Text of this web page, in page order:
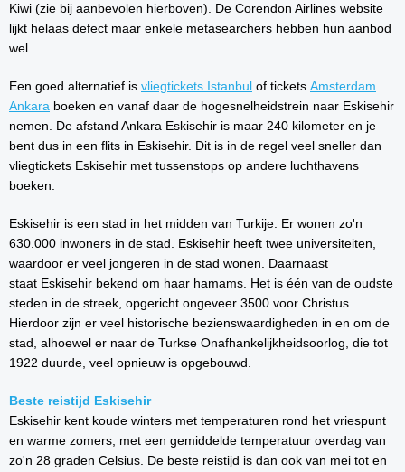
Kiwi (zie bij aanbevolen hierboven). De Corendon Airlines website
lijkt helaas defect maar enkele metasearchers hebben hun aanbod
wel.
Een goed alternatief is vliegtickets Istanbul of tickets Amsterdam
Ankara boeken en vanaf daar de hogesnelheidstrein naar Eskisehir
nemen. De afstand Ankara Eskisehir is maar 240 kilometer en je
bent dus in een flits in Eskisehir. Dit is in de regel veel sneller dan
vliegtickets Eskisehir met tussenstops op andere luchthavens
boeken.
Eskisehir is een stad in het midden van Turkije. Er wonen zo'n
630.000 inwoners in de stad. Eskisehir heeft twee universiteiten,
waardoor er veel jongeren in de stad wonen. Daarnaast
staat Eskisehir bekend om haar hamams. Het is één van de oudste
steden in de streek, opgericht ongeveer 3500 voor Christus.
Hierdoor zijn er veel historische bezienswaardigheden in en om de
stad, alhoewel er naar de Turkse Onafhankelijkheidsoorlog, die tot
1922 duurde, veel opnieuw is opgebouwd.
Beste reistijd Eskisehir
Eskisehir kent koude winters met temperaturen rond het vriespunt
en warme zomers, met een gemiddelde temperatuur overdag van
zo'n 28 graden Celsius. De beste reistijd is dan ook van mei tot en